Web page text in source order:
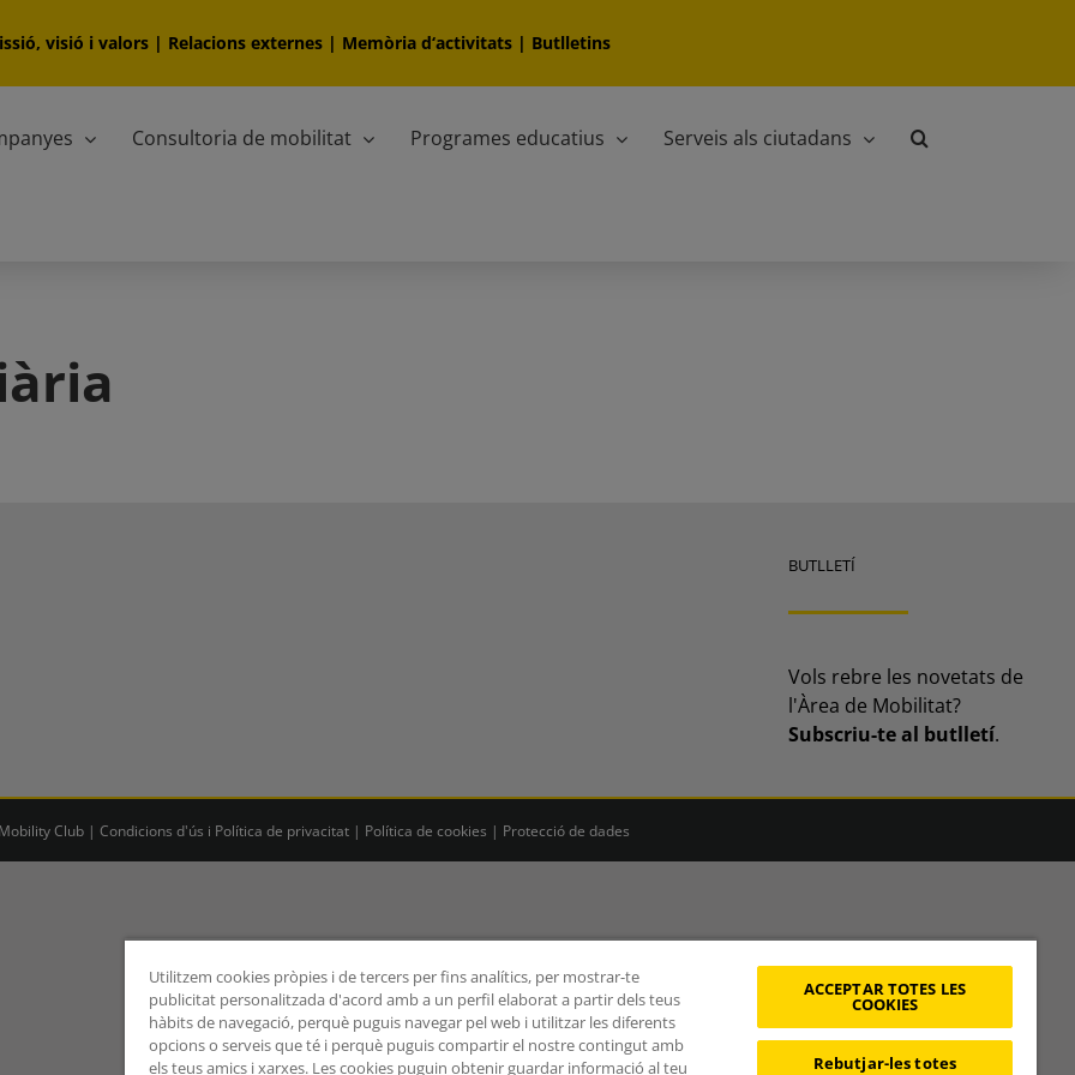
visió i valors | Relacions externes | Memòria d‘activitats | Butlletins
Consultoria de mobilitat Programes educatius Serveis als ciutadans
BUTLLETÍ
Vols rebre les novetats de
l'Àrea de Mobilitat?
Subscriu-te al butlletí.
Club | Condicions d'ús i Política de privacitat | Política de cookies | Protecció de dades
Utilitzem cookies pròpies i de tercers per fins analítics, per mostrar-te
publicitat personalitzada d'acord amb a un perfil elaborat a partir dels teus
hàbits de navegació, perquè puguis navegar pel web i utilitzar les diferents
opcions o serveis que té i perquè puguis compartir el nostre contingut amb
els teus amics i xarxes. Les cookies puguin obtenir guardar informació al teu
ACCEPTAR TOTES LES
COOKIES
Rebutjar-les totes